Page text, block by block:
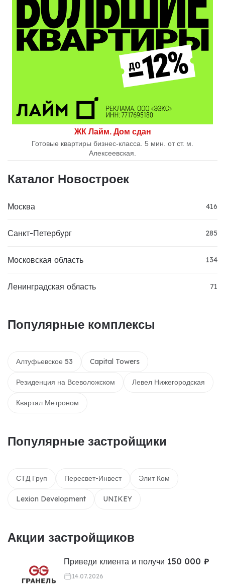
ЖК Лайм. Дом сдан
Готовые квартиры бизнес-класса. 5 мин. от ст. м.
Алексеевская.
Каталог Новостроек
Москва 416
Санкт-Петербург 285
Московская область 134
Ленинградская область 71
Популярные комплексы
Алтуфьевское 53 Capital Towers
Резиденция на Всеволожском Левел Нижегородская
Квартал Метроном
Популярные застройщики
СТД Груп Пересвет-Инвест Элит Ком
Lexion Development UNIKEY
Акции застройщиков
Приведи клиента и получи 150 000 ₽
14.07.2026